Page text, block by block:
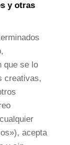
y otras
que se lo
creativas,
acepta